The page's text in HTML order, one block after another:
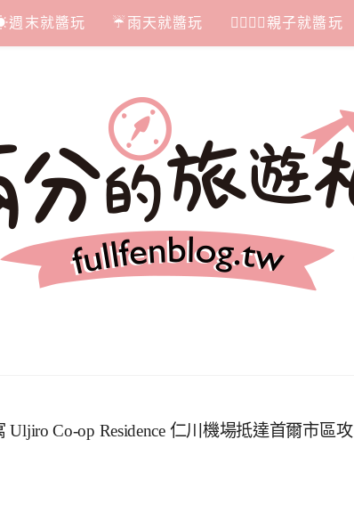
週末就醬玩 ☔雨天就醬玩 👩‍❤‍💋‍👨親子就醬玩
Co-op Residence 仁川機場抵達首爾市區攻